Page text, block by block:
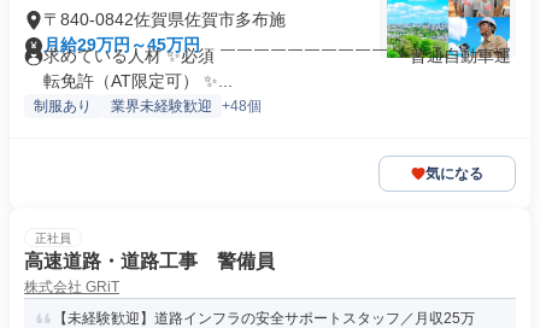
〒840-0842佐賀県佐賀市多布施
月給29万円～45万円
求めている人材 ✨必須 ￣￣￣￣￣￣￣￣￣￣ ・普通自動車運
転免許（AT限定可） ✨...
制服あり 業界未経験歓迎 +48個
気になる
正社員
高速道路・道路工事 警備員
株式会社 GRiT
【未経験歓迎】道路インフラの安全サポートスタッフ／月収25万